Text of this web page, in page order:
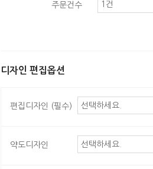
주문건수
디자인 편집옵션
편집디자인 (필수)
약도디자인